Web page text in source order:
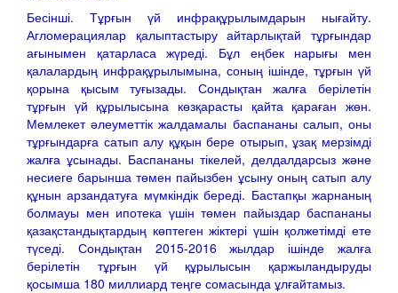
Бесінші. Тұрғын үй инфрақұрылымдарын нығайту.
Агломерациялар қалыптастыру айтарлықтай тұрғындар
ағынымен қатарласа жүреді. Бұл еңбек нарығы мен
қалалардың инфрақұрылымына, соның ішінде, тұрғын үй
қорына қысым туғызады. Сондықтан жалға берілетін
тұрғын үй құрылысына көзқарасты қайта қараған жөн.
Мемлекет әлеуметтік жалдамалы баспананы салып, оны
тұрғындарға сатып алу құқын бере отырып, ұзақ мерзімді
жалға ұсынады. Баспананы тікелей, делдалдарсыз және
несиеге барынша төмен пайызбен ұсыну оның сатып алу
құнын арзандатуға мүмкіндік береді. Бастапқы жарнаның
болмауы мен ипотека үшін төмен пайыздар баспананы
қазақстандықтардың көптеген жіктері үшін қолжетімді ете
түседі. Сондықтан 2015-2016 жылдар ішінде жалға
берілетін тұрғын үй құрылысын қаржыландыруды
қосымша 180 миллиард теңге сомасында ұлғайтамыз.